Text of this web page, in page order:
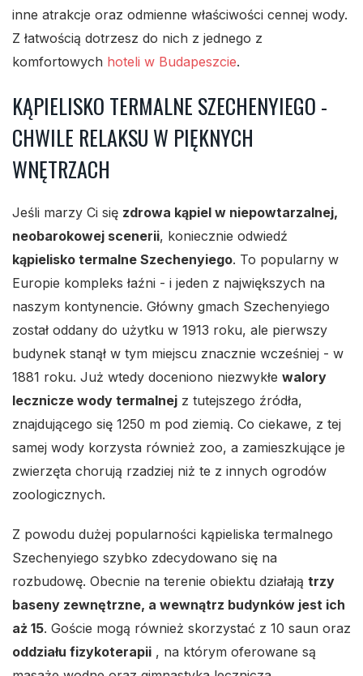
inne atrakcje oraz odmienne właściwości cennej wody.
Z łatwością dotrzesz do nich z jednego z
komfortowych hoteli w Budapeszcie.
KĄPIELISKO TERMALNE SZECHENYIEGO -
CHWILE RELAKSU W PIĘKNYCH
WNĘTRZACH
Jeśli marzy Ci się zdrowa kąpiel w niepowtarzalnej,
neobarokowej scenerii, koniecznie odwiedź
kąpielisko termalne Szechenyiego. To popularny w
Europie kompleks łaźni - i jeden z największych na
naszym kontynencie. Główny gmach Szechenyiego
został oddany do użytku w 1913 roku, ale pierwszy
budynek stanął w tym miejscu znacznie wcześniej - w
1881 roku. Już wtedy doceniono niezwykłe walory
lecznicze wody termalnej z tutejszego źródła,
znajdującego się 1250 m pod ziemią. Co ciekawe, z tej
samej wody korzysta również zoo, a zamieszkujące je
zwierzęta chorują rzadziej niż te z innych ogrodów
zoologicznych.
Z powodu dużej popularności kąpieliska termalnego
Szechenyiego szybko zdecydowano się na
rozbudowę. Obecnie na terenie obiektu działają trzy
baseny zewnętrzne, a wewnątrz budynków jest ich
aż 15. Goście mogą również skorzystać z 10 saun oraz
oddziału fizykoterapii , na którym oferowane są